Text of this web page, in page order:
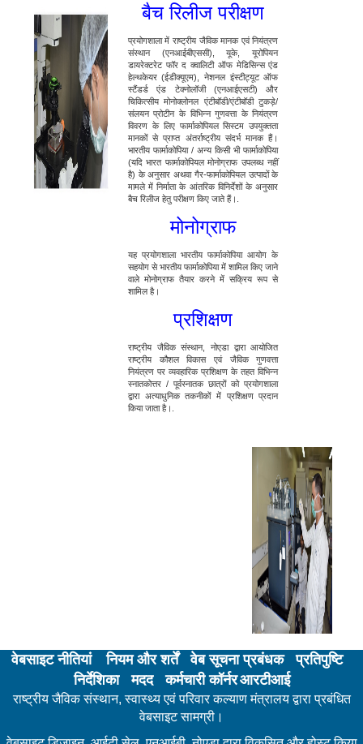
बैच रिलीज परीक्षण
प्रयोगशाला में राष्ट्रीय जैविक मानक एवं नियंत्रण
संस्थान (एनआईबीएससी), यूके, यूरोपियन
डायरेक्टरेट फॉर द क्वालिटी ऑफ मेडिसिन्स एंड
हेल्थकेयर (ईडीक्यूएम), नेशनल इंस्टीट्यूट ऑफ
स्टैंडर्ड एंड टेक्नोलॉजी (एनआईएसटी) और
चिकित्सीय मोनोक्लोनल एंटीबॉडी/एंटीबॉडी टुकड़े/
संलयन प्रोटीन के विभिन्न गुणवत्ता के नियंत्रण
विवरण के लिए फार्माकोपियल सिस्टम उपयुक्तता
मानकों से प्राप्त अंतर्राष्ट्रीय संदर्भ मानक हैं।
भारतीय फार्माकोपिया / अन्य किसी भी फार्माकोपिया
(यदि भारत फार्माकोपियल मोनोग्राफ उपलब्ध नहीं
है) के अनुसार अथवा गैर-फार्माकोपियल उत्पादों के
मामले में निर्माता के आंतरिक विनिर्देशों के अनुसार
बैच रिलीज हेतु परीक्षण किए जाते हैं।.
मोनोग्राफ
यह प्रयोगशाला भारतीय फार्माकोपिया आयोग के
सहयोग से भारतीय फार्माकोपिया में शामिल किए जाने
वाले मोनोग्राफ तैयार करने में सक्रिय रूप से
शामिल है।
प्रशिक्षण
राष्ट्रीय जैविक संस्थान, नोएडा द्वारा आयोजित
राष्ट्रीय कौशल विकास एवं जैविक गुणवत्ता
नियंत्रण पर व्यवहारिक प्रशिक्षण के तहत विभिन्न
स्नातकोत्तर / पूर्वस्नातक छात्रों को प्रयोगशाला
द्वारा अत्याधुनिक तकनीकों में प्रशिक्षण प्रदान
किया जाता है।.
वेबसाइट नीतियां नियम और शर्तें वेब सूचना प्रबंधक
प्रतिपुष्टि
निर्देशिका
मदद कर्मचारी कॉर्नरआरटीआई
राष्ट्रीय जैविक संस्थान, स्वास्थ्य एवं परिवार कल्याण मंत्रालय द्वारा प्रबंधित
वेबसाइट सामग्री।